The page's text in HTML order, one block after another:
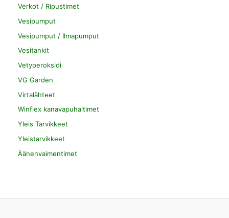
Verkot / Ripustimet
Vesipumput
Vesipumput / Ilmapumput
Vesitankit
Vetyperoksidi
VG Garden
Virtalähteet
Winflex kanavapuhaltimet
Yleis Tarvikkeet
Yleistarvikkeet
Äänenvaimentimet